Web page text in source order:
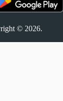
© 2026.